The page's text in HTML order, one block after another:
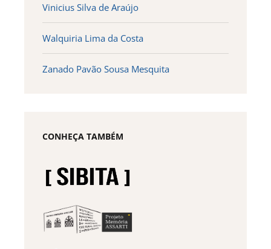
Vinicius Silva de Araújo
Walquiria Lima da Costa
Zanado Pavão Sousa Mesquita
CONHEÇA TAMBÉM